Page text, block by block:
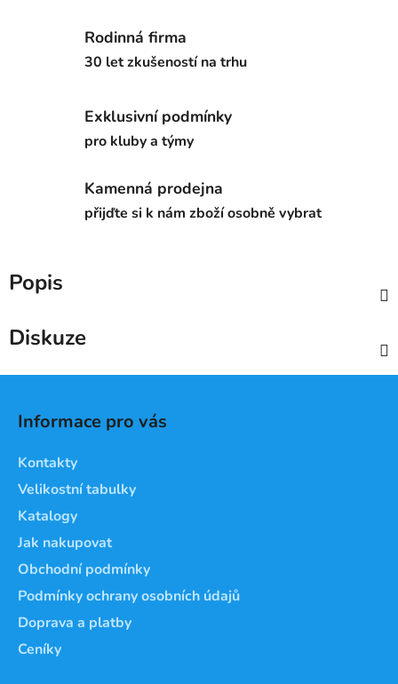
Rodinná firma
30 let zkušeností na trhu
Exklusivní podmínky
pro kluby a týmy
Kamenná prodejna
přijďte si k nám zboží osobně vybrat
Popis
Diskuze
Informace pro vás
Kontakty
Velikostní tabulky
Katalogy
Jak nakupovat
Obchodní podmínky
Podmínky ochrany osobních údajů
Doprava a platby
Ceníky